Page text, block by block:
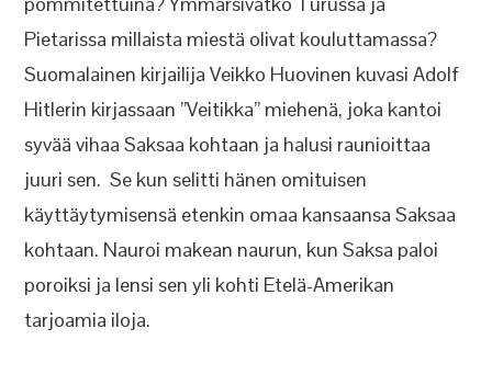
Pietarissa millaista miestä olivat kouluttamassa?
Suomalainen kirjailija Veikko Huovinen kuvasi Adolf
Hitlerin kirjassaan ”Veitikka” miehenä, joka kantoi
syvää vihaa Saksaa kohtaan ja halusi raunioittaa
juuri sen. Se kun selitti hänen omituisen
käyttäytymisensä etenkin omaa kansaansa Saksaa
kohtaan. Nauroi makean naurun, kun Saksa paloi
poroiksi ja lensi sen yli kohti Etelä-Amerikan
tarjoamia iloja.